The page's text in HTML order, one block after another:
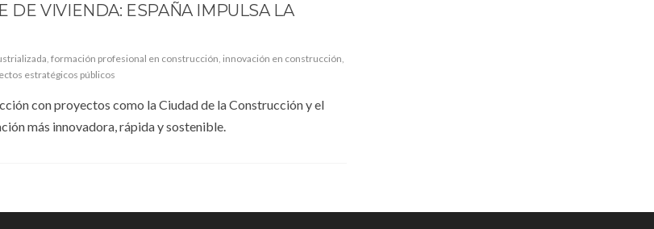
DE VIVIENDA: ESPAÑA IMPULSA LA
, formación profesional en construcción, innovación en construcción,
estratégicos públicos
con proyectos como la Ciudad de la Construcción y el
más innovadora, rápida y sostenible.